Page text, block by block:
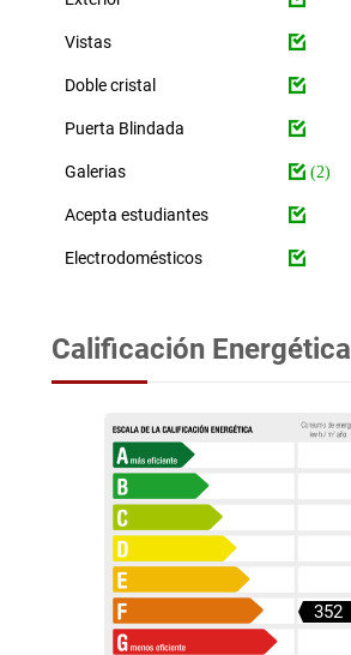
Vistas
Doble cristal
Puerta Blindada
Galerias (2)
Acepta estudiantes
Electrodomésticos
Calificación Energética
352